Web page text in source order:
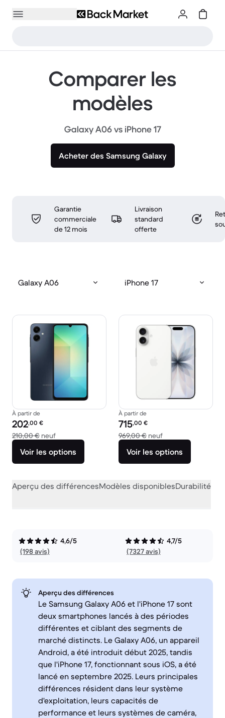
Comparer les
modèles
Galaxy A06 vs iPhone 17
Acheter des Samsung Galaxy
Garantie
commerciale
de 12 mois
Livraison
standard
offerte
Galaxy A06 iPhone 17
À partir de
Prix reconditionné :
202,00 €
210,00 € neufcontre 210,00 € neuf
Voir les options
À partir de
Prix reconditionné :
715,00 €
969,00 € neufcontre 969,00 €
Voir les options
Aperçu des différencesModèles disponiblesDurabilité
4,6/5
(198 avis)
4,7/5
(7327 avis)
Aperçu des différences
Le Samsung Galaxy A06 et l'iPhone 17 sont
deux smartphones lancés à des périodes
différentes et ciblant des segments de
marché distincts. Le Galaxy A06, un appareil
Android, a été introduit début 2025, tandis
que l'iPhone 17, fonctionnant sous iOS, a été
lancé en septembre 2025. Leurs principales
différences résident dans leur système
d'exploitation, leurs capacités de
performance et leurs systèmes de caméra,